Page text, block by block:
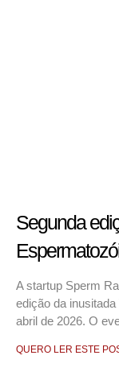
Segunda
A startup Sperm
edição da
abril de 2026. O
QUERO LER ESTE